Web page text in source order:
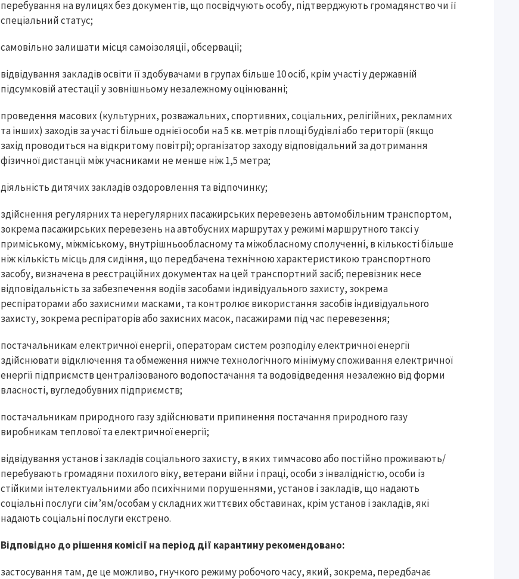
перебування на вулицях без документів, що посвідчують особу, підтверджують громадянство чи її
спеціальний статус;
самовільно залишати місця самоізоляції, обсервації;
відвідування закладів освіти її здобувачами в групах більше 10 осіб, крім участі у державній
підсумковій атестації у зовнішньому незалежному оцінюванні;
проведення масових (культурних, розважальних, спортивних, соціальних, релігійних, рекламних
та інших) заходів за участі більше однієї особи на 5 кв. метрів площі будівлі або території (якщо
захід проводиться на відкритому повітрі); організатор заходу відповідальний за дотримання
фізичної дистанції між учасниками не менше ніж 1,5 метра;
діяльність дитячих закладів оздоровлення та відпочинку;
здійснення регулярних та нерегулярних пасажирських перевезень автомобільним транспортом,
зокрема пасажирських перевезень на автобусних маршрутах у режимі маршрутного таксі у
приміському, міжміському, внутрішньообласному та міжобласному сполученні, в кількості більше
ніж кількість місць для сидіння, що передбачена технічною характеристикою транспортного
засобу, визначена в реєстраційних документах на цей транспортний засіб; перевізник несе
відповідальність за забезпечення водіїв засобами індивідуального захисту, зокрема
респіраторами або захисними масками, та контролює використання засобів індивідуального
захисту, зокрема респіраторів або захисних масок, пасажирами під час перевезення;
постачальникам електричної енергії, операторам систем розподілу електричної енергії
здійснювати відключення та обмеження нижче технологічного мінімуму споживання електричної
енергії підприємств централізованого водопостачання та водовідведення незалежно від форми
власності, вугледобувних підприємств;
постачальникам природного газу здійснювати припинення постачання природного газу
виробникам теплової та електричної енергії;
відвідування установ і закладів соціального захисту, в яких тимчасово або постійно проживають/
перебувають громадяни похилого віку, ветерани війни і праці, особи з інвалідністю, особи із
стійкими інтелектуальними або психічними порушеннями, установ і закладів, що надають
соціальні послуги сім’ям/особам у складних життєвих обставинах, крім установ і закладів, які
надають соціальні послуги екстрено.
Відповідно до рішення комісії на період дії карантину рекомендовано:
застосування там, де це можливо, гнучкого режиму робочого часу, який, зокрема, передбачає